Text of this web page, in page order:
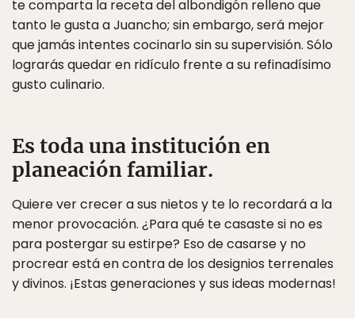
te comparta la receta del albondigón relleno que
tanto le gusta a Juancho; sin embargo, será mejor
que jamás intentes cocinarlo sin su supervisión. Sólo
lograrás quedar en ridículo frente a su refinadísimo
gusto culinario.
Es toda una institución en
planeación familiar.
Quiere ver crecer a sus nietos y te lo recordará a la
menor provocación. ¿Para qué te casaste si no es
para postergar su estirpe? Eso de casarse y no
procrear está en contra de los designios terrenales
y divinos. ¡Estas generaciones y sus ideas modernas!